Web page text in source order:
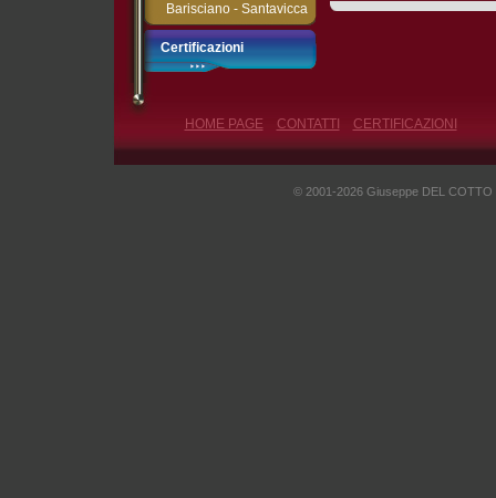
Barisciano - Santavicca
Certificazioni
HOME PAGE CONTATTI CERTIFICAZIONI
© 2001-2026 Giuseppe DEL